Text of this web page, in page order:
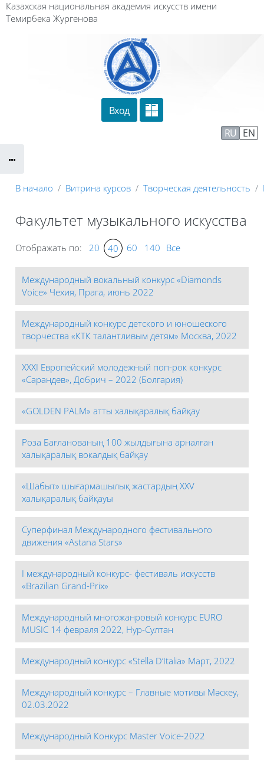
Перейти к основному содержанию
Казахская национальная академия искусств имени
Темирбека Жургенова
Вход
RU EN
В начало Витрина курсов Творческая деятельность
Факультет музыкального искусства
Отображать по: 20 40 60 140 Все
Международный вокальный конкурс «Diamonds
Voice» Чехия, Прага, июнь 2022
Международный конкурс детского и юношеского
творчества «КТК талантливым детям» Москва, 2022
ХХХІ Европейский молодежный поп-рок конкурс
«Сарандев», Добрич – 2022 (Болгария)
«GOLDEN PALM» атты халықаралық байқау
Роза Бағланованың 100 жылдығына арналған
халықаралық вокалдық байқау
«Шабыт» шығармашылық жастардың ХХV
халықаралық байқауы
Суперфинал Международного фестивального
движения «Astana Stars»
I международный конкурс- фестиваль искусств
«Brazilian Grand-Prix»
Международный многожанровый конкурс EURO
MUSIC 14 февраля 2022, Нур-Султан
Международный конкурс «Stella D’Italia» Март, 2022
Международный конкурс – Главные мотивы Мәскеу,
02.03.2022
Международный Конкурс Master Voice-2022